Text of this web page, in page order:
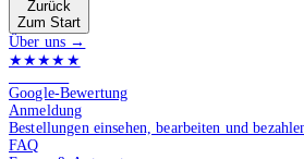
Zurück
Zum Start
Über uns →
★★★★★
Google-Bewertung
Anmeldung
Bestellungen einsehen, bearbeiten und
FAQ